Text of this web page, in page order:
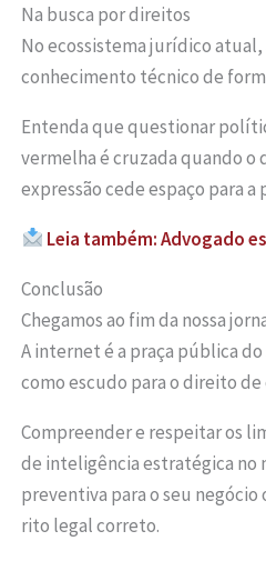
Na busca por direitos
No ecossistema jurídico
conhecimento técnico de
Entenda que questionar
vermelha é cruzada quando o
expressão cede espaço para
Leia também: Advogado
Conclusão
Chegamos ao fim da nossa
A internet é a praça pública
como escudo para o direito de
Compreender e respeitar os
de inteligência estratégica no
preventiva para o seu
rito legal correto.